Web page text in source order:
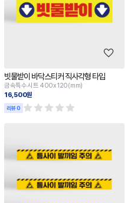
빗물받이 바닥스티커 직사각형 타입
금속특수시트 400x120(mm)
16,500원
리뷰 0